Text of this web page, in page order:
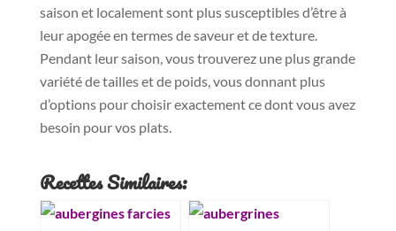
saison et localement sont plus susceptibles d’être à
leur apogée en termes de saveur et de texture.
Pendant leur saison, vous trouverez une plus grande
variété de tailles et de poids, vous donnant plus
d’options pour choisir exactement ce dont vous avez
besoin pour vos plats.
Recettes Similaires: